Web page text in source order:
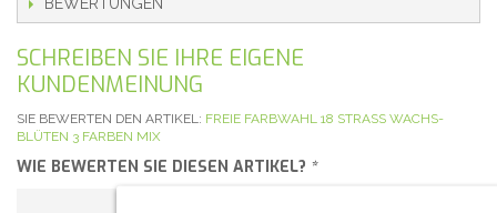
SCHREIBEN SIE IHRE EIGENE
KUNDENMEINUNG
SIE BEWERTEN DEN ARTIKEL: FREIE FARBWAHL 18 STRASS WACHS-
BLÜTEN 3 FARBEN MIX
WIE BEWERTEN SIE DIESEN ARTIKEL? *